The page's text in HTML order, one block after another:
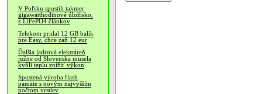
V Poľsku spustili takmer
gigawatthodinové úložisko,
z LiFePO4 článkov
Telekom pridal 12 GB balík
pre Easy, chce zaň 12 eur
Ďalšia jadrová elektráreň
južne od Slovenska musela
kvôli teplu znížiť výkon
Spustená výroba flash
pamäte s novým najvyšším
počtom vrstiev